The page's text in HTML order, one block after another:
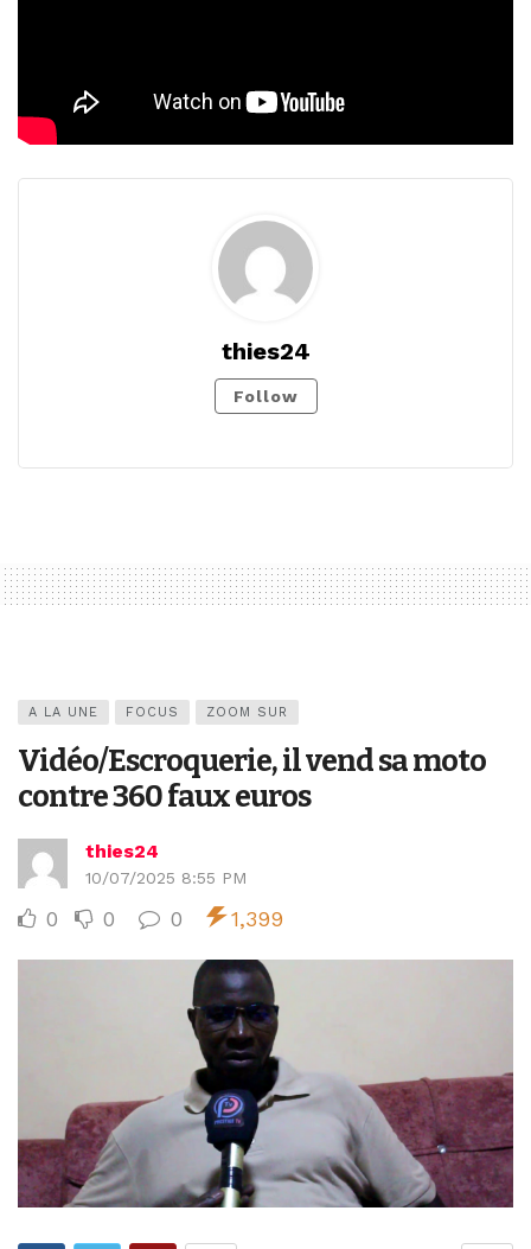
thies24
Follow
A LA UNE FOCUS ZOOM SUR
Vidéo/Escroquerie, il vend sa moto
contre 360 faux euros
thies24
10/07/2025 8:55 PM
0 0 0 1,399